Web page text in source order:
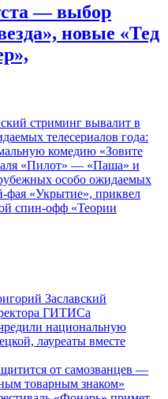
— выбор
новые «Тед
стриминг вывалит в
телесериалов года:
комедию «Зовите
«Пилот» — «Паша» и
особо ожидаемых
фая «Укрытие», приквел
спин-офф «Теории
Заславский
ГИТИСа
национальную
лауреаты вместе
от самозванцев —
товарным знаком»